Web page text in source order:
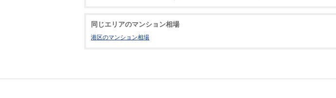
同じエリアのマンション相場
港区のマンション相場